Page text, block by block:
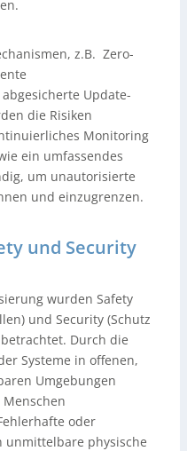
z.B. Zero-
Update-
die Risiken
Monitoring
ein umfassendes
um unautorisierte
und einzugrenzen.
und Security
wurden Safety
und Security (Schutz
Durch die
Systeme in offenen,
Umgebungen
oder
unmittelbare physische